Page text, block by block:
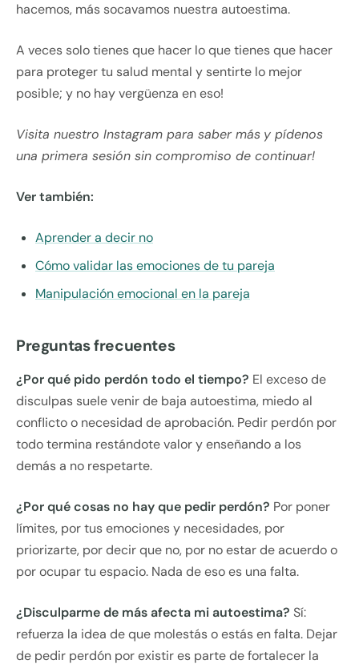
hacemos, más socavamos nuestra autoestima.
A veces solo tienes que hacer lo que tienes que hacer
para proteger tu salud mental y sentirte lo mejor
posible; y no hay vergüenza en eso!
Visita nuestro Instagram para saber más y pídenos
una primera sesión sin compromiso de continuar!
Ver también:
Aprender a decir no
Cómo validar las emociones de tu pareja
Manipulación emocional en la pareja
Preguntas frecuentes
¿Por qué pido perdón todo el tiempo? El exceso de
disculpas suele venir de baja autoestima, miedo al
conflicto o necesidad de aprobación. Pedir perdón por
todo termina restándote valor y enseñando a los
demás a no respetarte.
¿Por qué cosas no hay que pedir perdón? Por poner
límites, por tus emociones y necesidades, por
priorizarte, por decir que no, por no estar de acuerdo o
por ocupar tu espacio. Nada de eso es una falta.
¿Disculparme de más afecta mi autoestima? Sí:
refuerza la idea de que molestás o estás en falta. Dejar
de pedir perdón por existir es parte de fortalecer la